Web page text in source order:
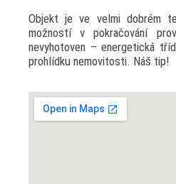
Objekt je ve velmi dobrém
možností v pokračování
nevyhotoven – energetická
prohlídku nemovitosti. Náš tip!